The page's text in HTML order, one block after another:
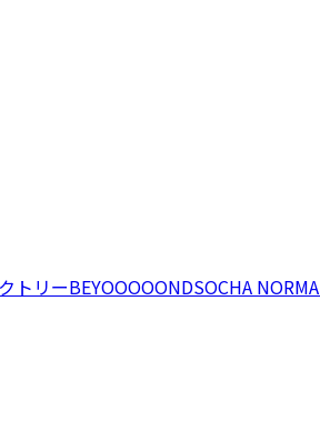
トリーBEYOOOOONDSOCHA NORMA